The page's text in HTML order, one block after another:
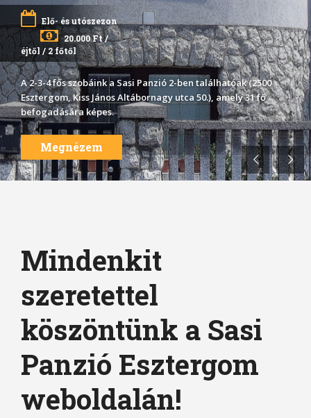
Elő- és utószezon
20.000 Ft /
éjtől / 2 főtől
A 2-3-4 fős szobáink a Sasi Panzió 2-ben találhatóak (2500
Esztergom, Kiss János Altábornagy utca 50.), amely 31 fő
befogadására képes.
Megnézem
Mindenkit
szeretettel
köszöntünk a Sasi
Panzió Esztergom
weboldalán!